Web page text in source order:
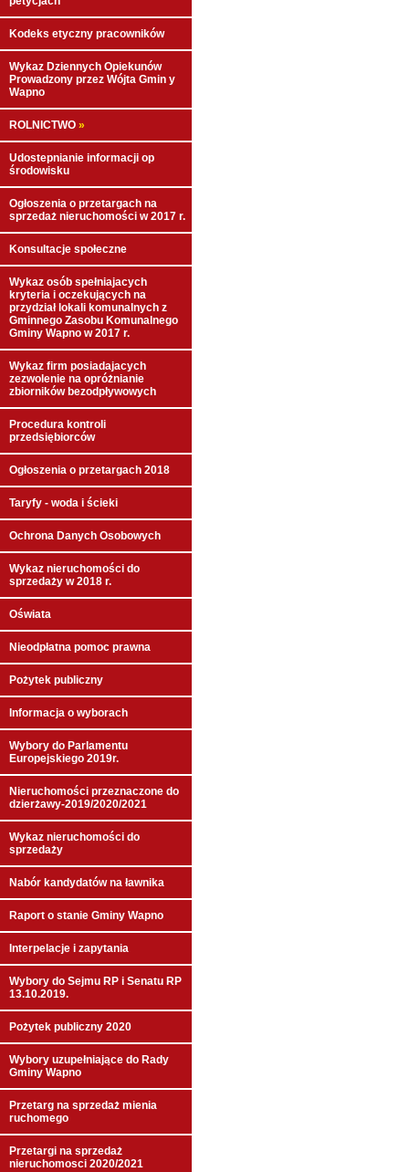
Kodeks etyczny pracowników
Wykaz Dziennych Opiekunów
Prowadzony przez Wójta Gmin y
Wapno
ROLNICTWO »
Udostepnianie informacji op
środowisku
Ogłoszenia o przetargach na
sprzedaż nieruchomości w 2017 r.
Konsultacje społeczne
Wykaz osób spełniajacych
kryteria i oczekujących na
przydział lokali komunalnych z
Gminnego Zasobu Komunalnego
Gminy Wapno w 2017 r.
Wykaz firm posiadajacych
zezwolenie na opróżnianie
zbiorników bezodpływowych
Procedura kontroli
przedsiębiorców
Ogłoszenia o przetargach 2018
Taryfy - woda i ścieki
Ochrona Danych Osobowych
Wykaz nieruchomości do
sprzedaży w 2018 r.
Oświata
Nieodpłatna pomoc prawna
Pożytek publiczny
Informacja o wyborach
Wybory do Parlamentu
Europejskiego 2019r.
Nieruchomości przeznaczone do
dzierżawy-2019/2020/2021
Wykaz nieruchomości do
sprzedaży
Nabór kandydatów na ławnika
Raport o stanie Gminy Wapno
Interpelacje i zapytania
Wybory do Sejmu RP i Senatu RP
13.10.2019.
Pożytek publiczny 2020
Wybory uzupełniające do Rady
Gminy Wapno
Przetarg na sprzedaż mienia
ruchomego
Przetargi na sprzedaż
nieruchomosci 2020/2021